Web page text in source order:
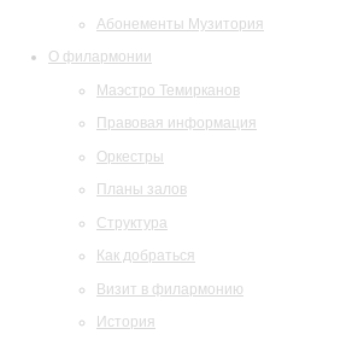
Абонементы Музитория
О филармонии
Маэстро Темирканов
Правовая информация
Оркестры
Планы залов
Структура
Как добраться
Визит в филармонию
История